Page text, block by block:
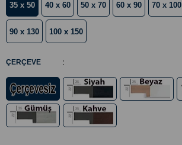
35 x 50 40 x 60 50 x 70 60 x 90 70 x 100
90 x 130 100 x 150
ÇERÇEVE :